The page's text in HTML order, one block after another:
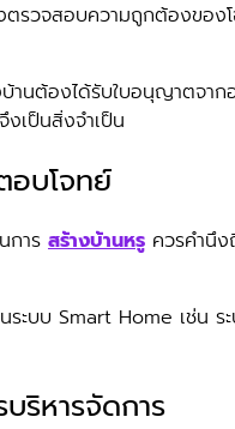
ตรวจสอบความถูกต้องข
นต้องได้รับใบอนุญาตจา
เป็นสิ่งจำเป็น
อบโจทย์
การ สร้างบ้านหรู ควรคำนึ
นระบบ Smart Home เ
ริหารจัดการ